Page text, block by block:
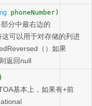
phoneNumber)
分中最右边的
可以用于对存储的列进
（）如果
返回null
基本上，如果有+前